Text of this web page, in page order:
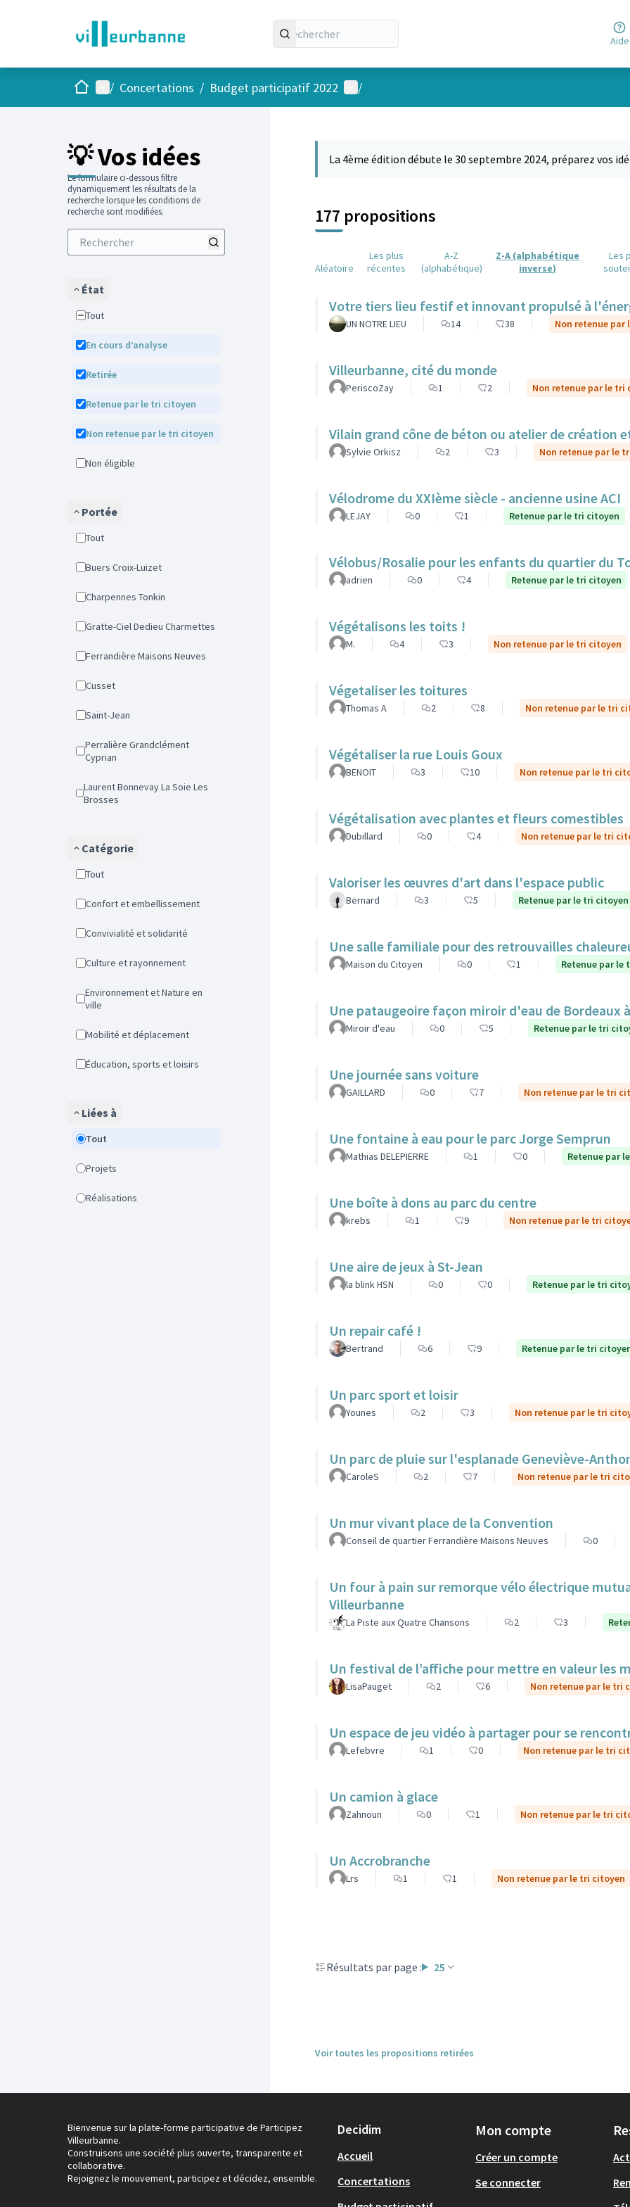
Aide
AccueilMenu principal
/ Concertations / Budget participatif 2022 Menu utilisateur
/
💡 Vos idées
Le formulaire ci-dessous filtre
dynamiquement les résultats de la
recherche lorsque les conditions de
recherche sont modifiées.
État
Tout
En cours d’analyse
Retirée
Retenue par le tri citoyen
Non retenue par le tri citoyen
Non éligible
Portée
Tout
Buers Croix-Luizet
Charpennes Tonkin
Gratte-Ciel Dedieu Charmettes
Ferrandière Maisons Neuves
Cusset
Saint-Jean
Perralière Grandclément
Cyprian
Laurent Bonnevay La Soie Les
Brosses
Catégorie
Tout
Confort et embellissement
Convivialité et solidarité
Culture et rayonnement
Environnement et Nature en
ville
Mobilité et déplacement
Éducation, sports et loisirs
Liées à
Tout
Projets
Réalisations
La 4ème édition débute le 30 septembre 2024, préparez vos
177 propositions
Aléatoire
Les plus
récentes
A-Z
(alphabétique)
Z-A (alphabétique
inverse)
Les
Votre tiers lieu festif et innovant propulsé à
UN NOTRE LIEU 14 38 Non retenue par
Villeurbanne, cité du monde
PeriscoZay 1 2 Non retenue par le tri
Vilain grand cône de béton ou atelier de création
Sylvie Orkisz 2 3 Non retenue par le
Vélodrome du XXIème siècle - ancienne usine ACI
LEJAY 0 1 Retenue par le tri citoyen
Vélobus/Rosalie pour les enfants du quartier du
adrien 0 4 Retenue par le tri citoyen
Végétalisons les toits !
M. 4 3 Non retenue par le tri citoyen
Végetaliser les toitures
Thomas A 2 8 Non retenue par le tri
Végétaliser la rue Louis Goux
BENOIT 3 10 Non retenue par le tri
Végétalisation avec plantes et fleurs comestibles
Dubillard 0 4 Non retenue par le tri
Valoriser les œuvres d'art dans l'espace public
Bernard 3 5 Retenue par le tri citoyen
Une salle familiale pour des retrouvailles
Maison du Citoyen 0 1 Retenue par le
Une pataugeoire façon miroir d'eau de Bordeaux
Miroir d'eau 0 5 Retenue par le tri
Une journée sans voiture
GAILLARD 0 7 Non retenue par le tri
Une fontaine à eau pour le parc Jorge Semprun
Mathias DELEPIERRE 1 0 Retenue par
Une boîte à dons au parc du centre
krebs 1 9 Non retenue par le tri
Une aire de jeux à St-Jean
la blink HSN 0 0 Retenue par le tri
Un repair café !
Bertrand 6 9 Retenue par le tri
Un parc sport et loisir
Younes 2 3 Non retenue par le tri
Un parc de pluie sur l'esplanade Geneviève-
CaroleS 2 7 Non retenue par le tri
Un mur vivant place de la Convention
Conseil de quartier Ferrandière Maisons Neuves 0
Un four à pain sur remorque vélo électrique
Villeurbanne
La Piste aux Quatre Chansons 2 3
Un festival de l’affiche pour mettre en valeur les
LisaPauget 2 6 Non retenue par le tri
Un espace de jeu vidéo à partager pour se
Lefebvre 1 0 Non retenue par le tri
Un camion à glace
Zahnoun 0 1 Non retenue par le tri
Un Accrobranche
Lrs 1 1 Non retenue par le tri citoyen
Résultats par page : 25
Voir toutes les propositions retirées
Bienvenue sur la plate-forme participative de Participez
Villeurbanne.
Construisons une société plus ouverte, transparente et
collaborative.
Rejoignez le mouvement, participez et décidez, ensemble.
Decidim
Accueil
Concertations
Mon compte
Créer un compte
Se connecter